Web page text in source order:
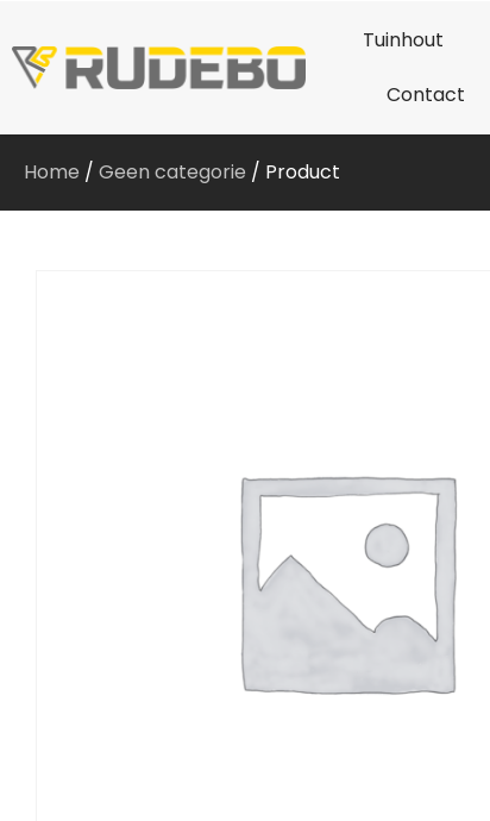
Tuinhout
Contact
Home / Geen categorie / Product